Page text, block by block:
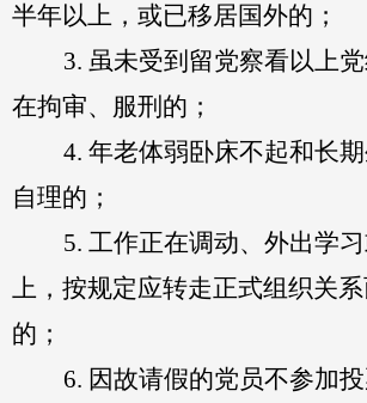
半年以上，或已移居国外的；
3. 虽未受到留党察看以上
在拘审、服刑的；
4. 年老体弱卧床不起和长
自理的；
5. 工作正在调动、外出学
上，按规定应转走正式组织关
的；
6. 因故请假的党员不参加